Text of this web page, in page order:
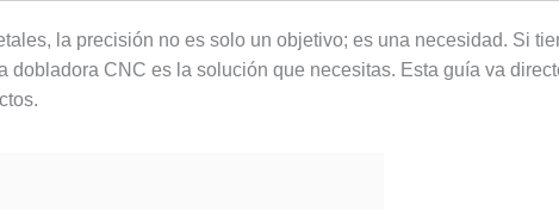
la precisión no es solo un objetivo; es una necesidad. Si
dobladora CNC es la solución que necesitas. Esta guía va